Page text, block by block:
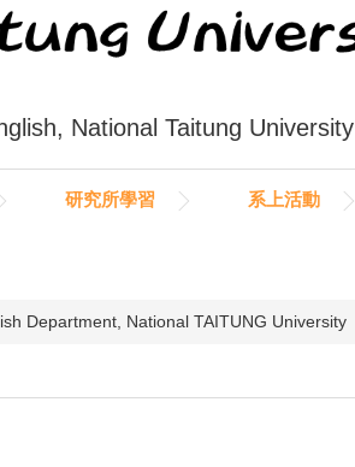
National Taitung University
研究所學習 系上活動
Department, National TAITUNG University